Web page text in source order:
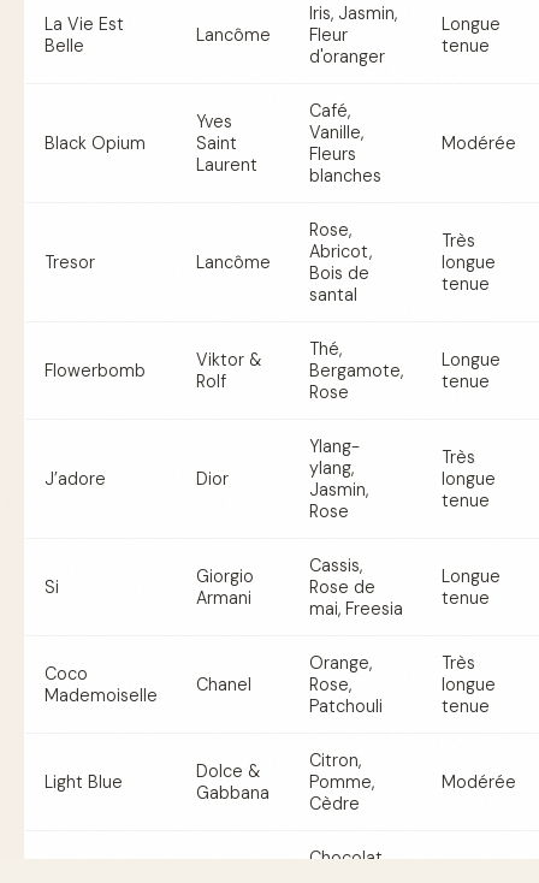
La Vie Est
Belle
Lancôme
Iris, Jasmin,
Fleur
d'oranger
Longue
tenue
Black Opium
Yves
Saint
Laurent
Café,
Vanille,
Fleurs
blanches
Modérée
Tresor Lancôme
Rose,
Abricot,
Bois de
santal
Très
longue
tenue
Flowerbomb
Viktor &
Rolf
Thé,
Bergamote,
Rose
Longue
tenue
J’adore Dior
Ylang-
ylang,
Jasmin,
Rose
Très
longue
tenue
Si
Giorgio
Armani
Cassis,
Rose de
mai, Freesia
Longue
tenue
Coco
Mademoiselle
Chanel
Orange,
Rose,
Patchouli
Très
longue
tenue
Light Blue
Dolce &
Gabbana
Citron,
Pomme,
Cèdre
Modérée
Chocolat,